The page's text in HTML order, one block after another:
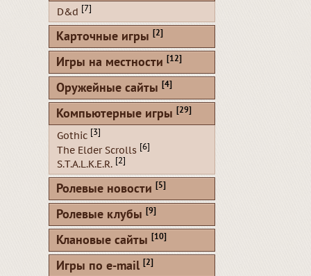
D&d [7]
Карточные игры [2]
Игры на местности [12]
Оружейные сайты [4]
Компьютерные игры [29]
Gothic [3]
The Elder Scrolls [6]
S.T.A.L.K.E.R. [2]
Ролевые новости [5]
Ролевые клубы [9]
Клановые сайты [10]
Игры по e-mail [2]